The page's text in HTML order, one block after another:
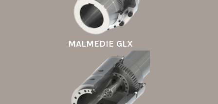
MALMEDIE GLX